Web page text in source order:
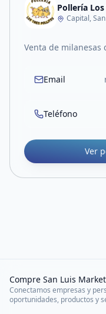
Pollería
Capital,
Venta de milanesas
Email
Teléfono
Ver
Compre San Luis
Conectamos empresas y
oportunidades, productos y